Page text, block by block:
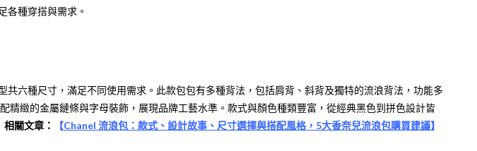
各種穿搭與需求。
六種尺寸，滿足不同使用需求。此款包包有多種背法，包括肩背、斜背及獨特的流浪背法，功能多
緻的金屬鏈條與字母裝飾，展現品牌工藝水準。款式與顏色種類豐富，從經典黑色到拼色設計皆
相關文章： 【Chanel 流浪包：款式、設計故事、尺寸選擇與搭配風格，5大香奈兒流浪包購買建議】